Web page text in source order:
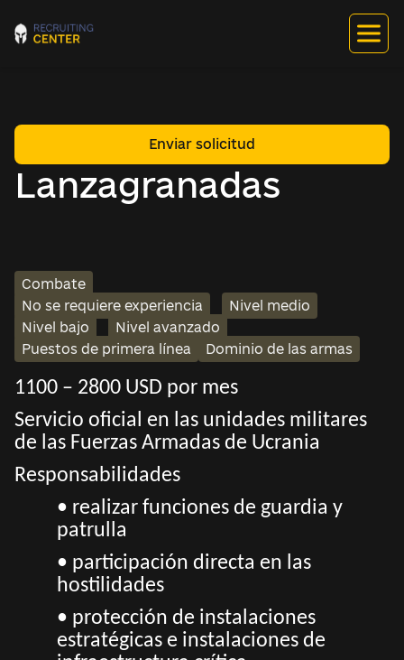
Lanzagranadas
Enviar solicitud
Combate
No se requiere experiencia
Nivel medio
Nivel bajo
Nivel avanzado
Puestos de primera línea
Dominio de las armas
1100 – 2800 USD por mes
Servicio oficial en las unidades militares
de las Fuerzas Armadas de Ucrania
Responsabilidades
• realizar funciones de guardia y
patrulla
• participación directa en las
hostilidades
• protección de instalaciones
estratégicas e instalaciones de